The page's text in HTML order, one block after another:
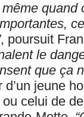
quand
, poursuit
le
que ça
jeune
celui de